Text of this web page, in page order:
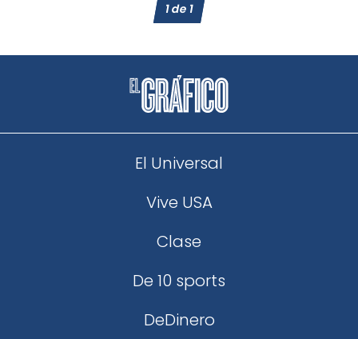
1de1
El Universal
Vive USA
Clase
De 10 sports
DeDinero